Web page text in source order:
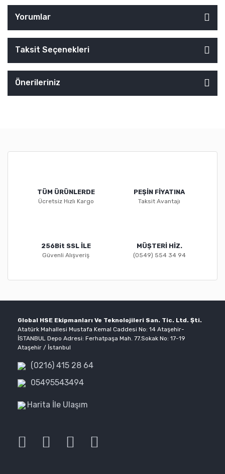
Yorumlar
Taksit Seçenekleri
Önerileriniz
TÜM ÜRÜNLERDE
Ücretsiz Hızlı Kargo
PEŞİN FİYATINA
Taksit Avantajı
256Bit SSL İLE
Güvenli Alışveriş
MÜŞTERİ HİZ.
(0549) 554 34 94
Global HSE Ekipmanları Ve Teknolojileri San. Tic. Ltd. Şti.
Atatürk Mahallesi Mustafa Kemal Caddesi No: 14 Ataşehir-
İSTANBUL Depo Adresi: Ferhatpaşa Mah. 77.Sokak No: 17-19
Ataşehir / İstanbul
(0216) 415 28 64
05495543494
Harita İle Ulaşım